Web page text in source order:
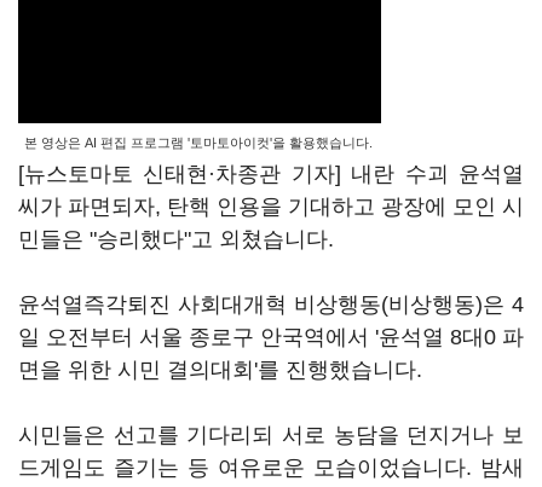
본 영상은 AI 편집 프로그램 '토마토아이컷'을 활용했습니다.
[뉴스토마토 신태현·차종관 기자] 내란 수괴 윤석열
씨가 파면되자, 탄핵 인용을 기대하고 광장에 모인 시
민들은 "승리했다"고 외쳤습니다.
윤석열즉각퇴진 사회대개혁 비상행동(비상행동)은 4
일 오전부터 서울 종로구 안국역에서 '윤석열 8대0 파
면을 위한 시민 결의대회'를 진행했습니다.
시민들은 선고를 기다리되 서로 농담을 던지거나 보
드게임도 즐기는 등 여유로운 모습이었습니다. 밤새